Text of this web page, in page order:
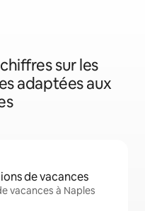
sur les
adaptées aux
de vacances
vacances à Naples